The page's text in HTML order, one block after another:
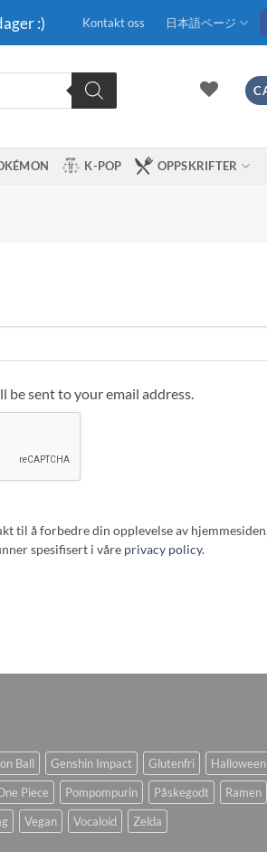
:) Kontakt oss 日本語ページ
K-POP OPPSKRIFTER
be sent to your email address.
til å forbedre din opplevelse av
spesifisert i våre privacy policy.
Ball Genshin Impact Glutenfri Halloween
Piece Pompompurin Påskegodt Ramen
Vegan Vocaloid Zelda